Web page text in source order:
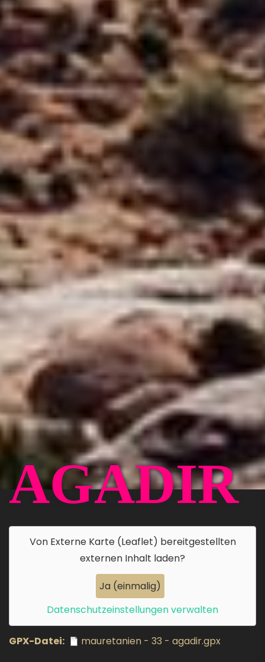
AGADIR
Von Externe Karte (Leaflet) bereitgestellten
externen Inhalt laden?
Ja (einmalig)
Datenschutzeinstellungen verwalten
GPX-Datei
mauretanien - 33 - agadir.gpx